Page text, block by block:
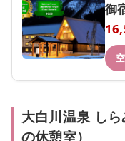
御
大白川温泉 し
の休憩室）